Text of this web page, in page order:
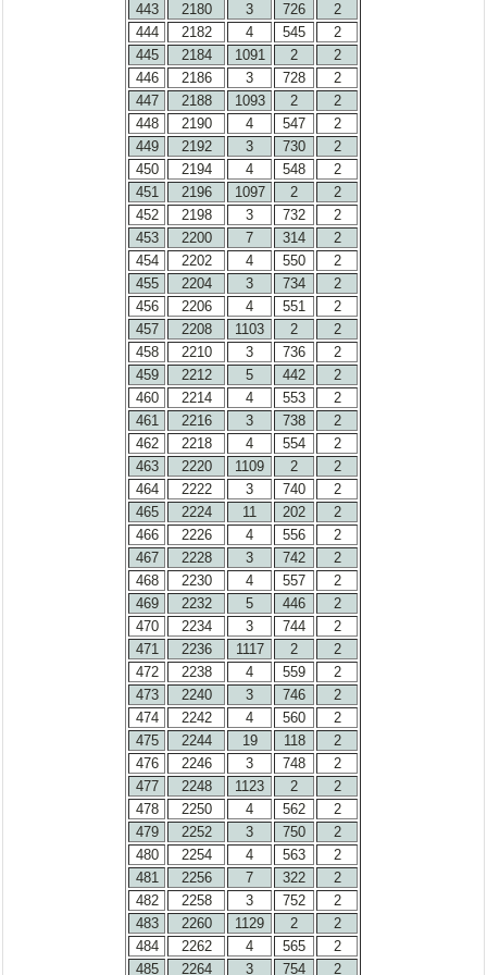
443 2180 3 726
2
444
2182 4 545
2
445
2184 1091 2
2
446
2186 3 728
2
447
2188 1093 2
2
448
2190 4 547
2
449
2192 3 730
2
450
2194 4 548
2
451
2196 1097 2
2
452
2198 3 732
2
453
2200 7 314
2
454
2202 4 550
2
455
2204 3 734
2
456
2206 4 551
2
457
2208 1103 2
2
458
2210 3 736
2
459
2212 5 442
2
460
2214 4 553
2
461
2216 3 738
2
462
2218 4 554
2
463
2220 1109 2
2
464
2222 3 740
2
465
2224 11 202
2
466
2226 4 556
2
467
2228 3 742
2
468
2230 4 557
2
469
2232 5 446
2
470
2234 3 744
2
471
2236 1117 2
2
472
2238 4 559
2
473
2240 3 746
2
474
2242 4 560
2
475
2244 19 118
2
476
2246 3 748
2
477
2248 1123 2
2
478
2250 4 562
2
479
2252 3 750
2
480
2254 4 563
2
481
2256 7 322
2
482
2258 3 752
2
483
2260 1129 2
2
484
2262 4 565
2
485
2264 3 754 2